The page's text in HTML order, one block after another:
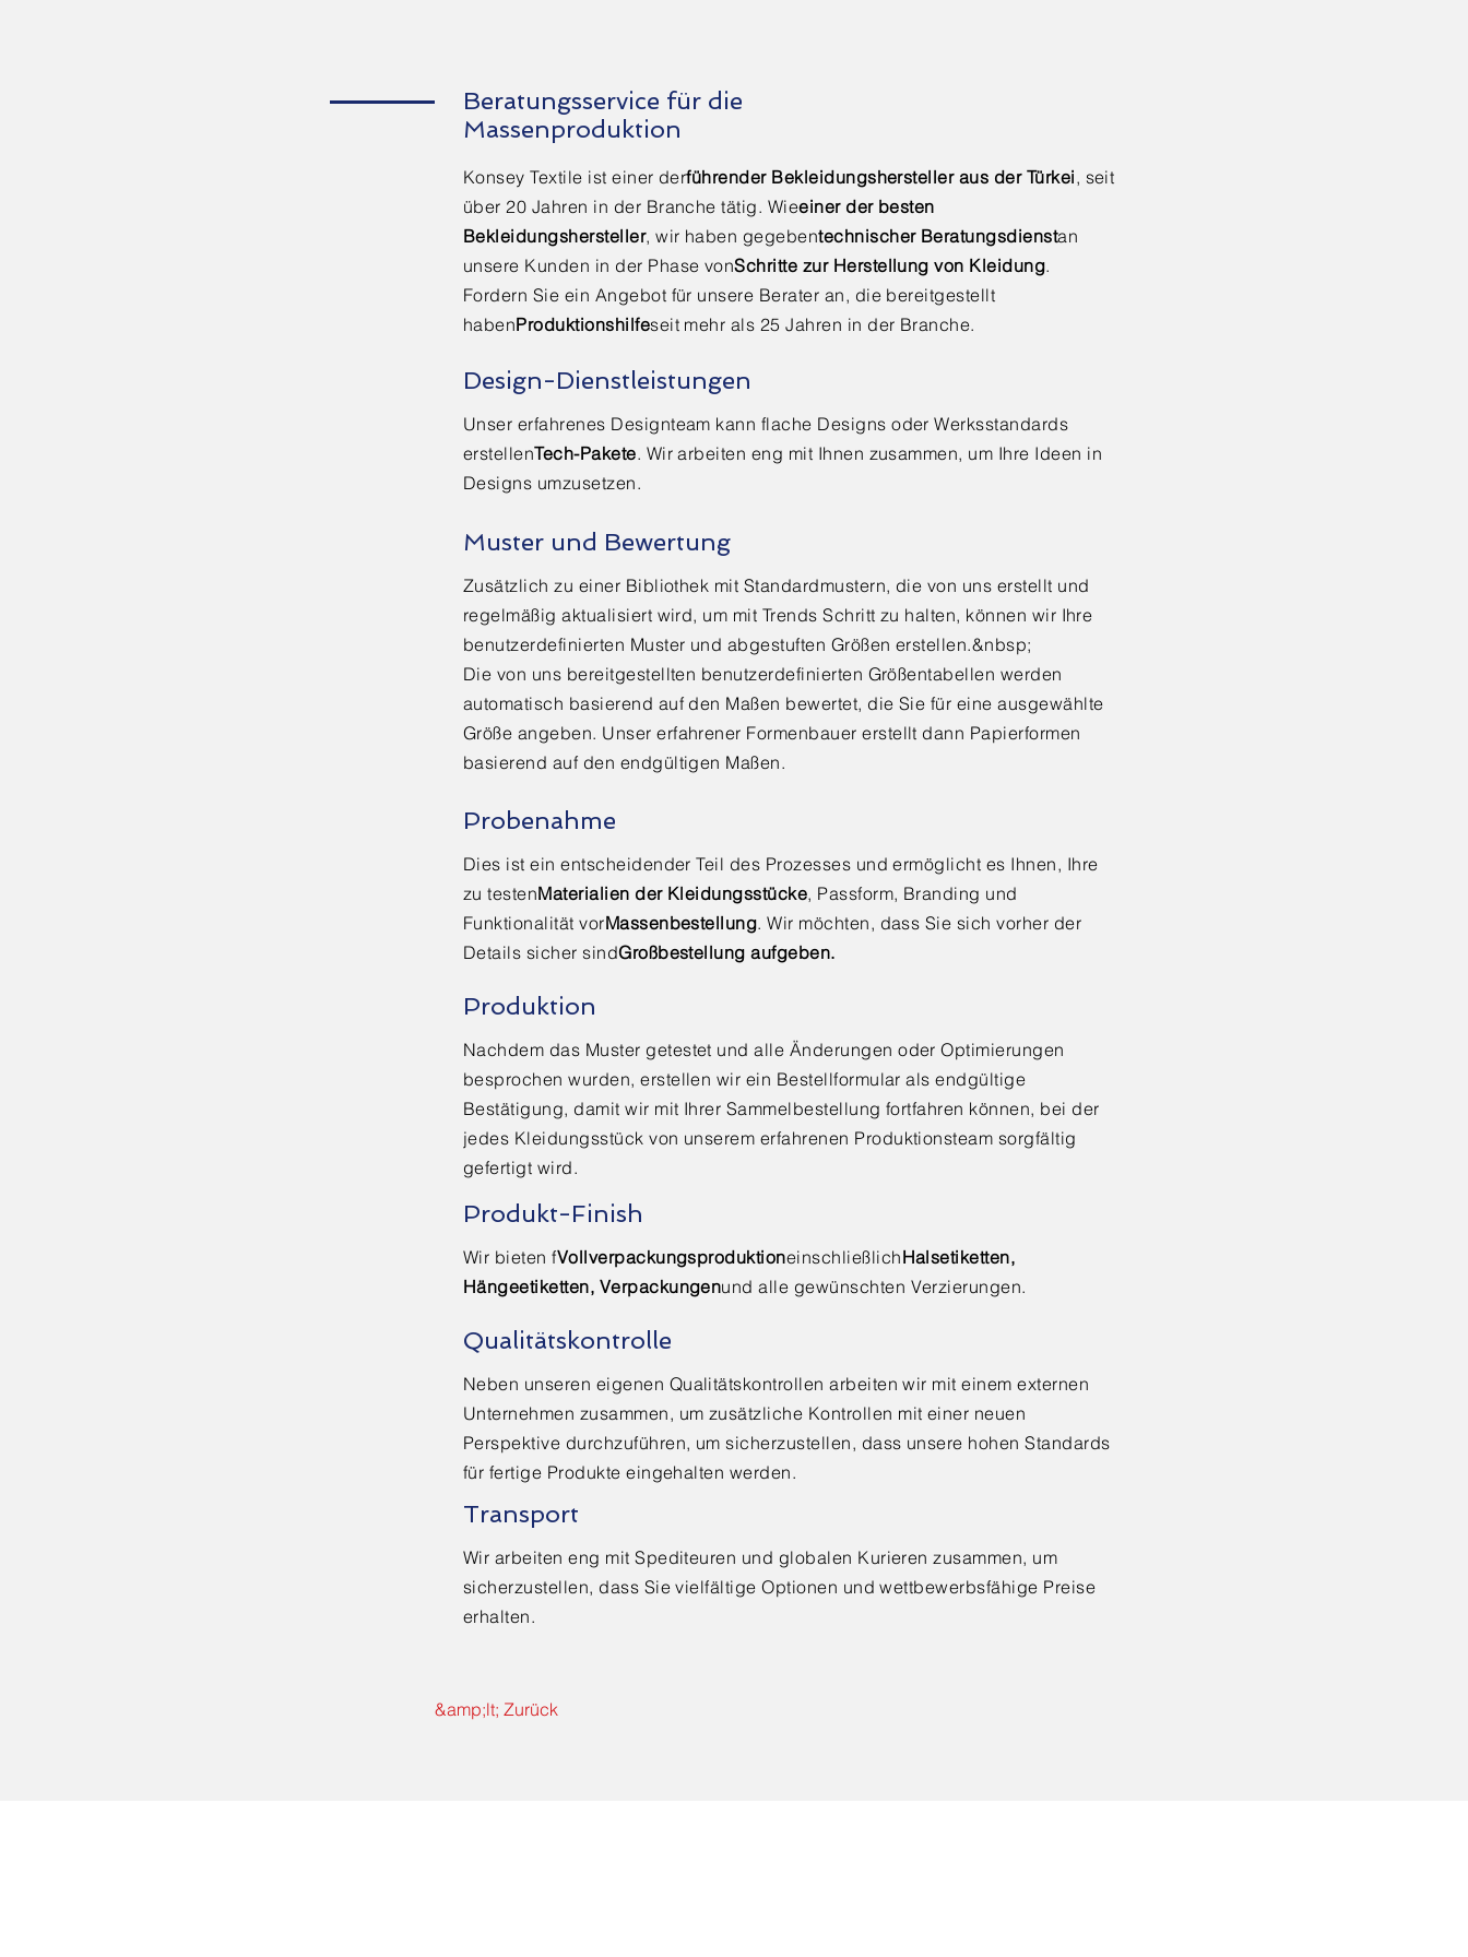
Beratungsservice für die
Massenproduktion
Konsey Textile ist einer derführender Bekleidungshersteller aus der Türkei, seit
über 20 Jahren in der Branche tätig. Wieeiner der besten
Bekleidungshersteller, wir haben gegebentechnischer Beratungsdienstan
unsere Kunden in der Phase vonSchritte zur Herstellung von Kleidung.
Fordern Sie ein Angebot für unsere Berater an, die bereitgestellt
habenProduktionshilfeseit mehr als 25 Jahren in der Branche.
Design-Dienstleistungen
Unser erfahrenes Designteam kann flache Designs oder Werksstandards
erstellenTech-Pakete. Wir arbeiten eng mit Ihnen zusammen, um Ihre Ideen in
Designs umzusetzen.
Muster und Bewertung
Zusätzlich zu einer Bibliothek mit Standardmustern, die von uns erstellt und
regelmäßig aktualisiert wird, um mit Trends Schritt zu halten, können wir Ihre
benutzerdefinierten Muster und abgestuften Größen erstellen.&nbsp;
Die von uns bereitgestellten benutzerdefinierten Größentabellen werden
automatisch basierend auf den Maßen bewertet, die Sie für eine ausgewählte
Größe angeben. Unser erfahrener Formenbauer erstellt dann Papierformen
basierend auf den endgültigen Maßen.
Probenahme
Dies ist ein entscheidender Teil des Prozesses und ermöglicht es Ihnen, Ihre
zu testenMaterialien der Kleidungsstücke, Passform, Branding und
Funktionalität vorMassenbestellung. Wir möchten, dass Sie sich vorher der
Details sicher sindGroßbestellung aufgeben.
Produktion
Nachdem das Muster getestet und alle Änderungen oder Optimierungen
besprochen wurden, erstellen wir ein Bestellformular als endgültige
Bestätigung, damit wir mit Ihrer Sammelbestellung fortfahren können, bei der
jedes Kleidungsstück von unserem erfahrenen Produktionsteam sorgfältig
gefertigt wird.
Produkt-Finish
Wir bieten fVollverpackungsproduktioneinschließlichHalsetiketten,
Hängeetiketten, Verpackungenund alle gewünschten Verzierungen.
Qualitätskontrolle
Neben unseren eigenen Qualitätskontrollen arbeiten wir mit einem externen
Unternehmen zusammen, um zusätzliche Kontrollen mit einer neuen
Perspektive durchzuführen, um sicherzustellen, dass unsere hohen Standards
für fertige Produkte eingehalten werden.
Transport
Wir arbeiten eng mit Spediteuren und globalen Kurieren zusammen, um
sicherzustellen, dass Sie vielfältige Optionen und wettbewerbsfähige Preise
erhalten.
&amp;lt; Zurück